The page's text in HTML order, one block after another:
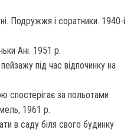
Подружжя і соратники. 1940-і
Ані. 1951 р.
під час відпочинку на
спостерігає за польотами
1961 р.
в саду біля свого будинку